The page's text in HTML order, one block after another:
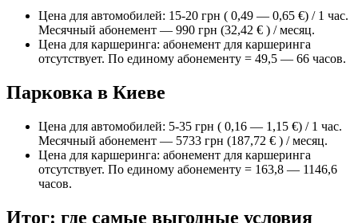
Цена для автомобилей: 15-20 грн ( 0,49 — 0,65 €) / 1 час.
Месячный абонемент — 990 грн (32,42 € ) / месяц.
Цена для каршеринга: абонемент для каршеринга
отсутствует. По единому абонементу = 49,5 — 66 часов.
Парковка в Киеве
Цена для автомобилей: 5-35 грн ( 0,16 — 1,15 €) / 1 час.
Месячный абонемент — 5733 грн (187,72 € ) / месяц.
Цена для каршеринга: абонемент для каршеринга
отсутствует. По единому абонементу = 163,8 — 1146,6
часов.
Итог: где самые выгодные условия